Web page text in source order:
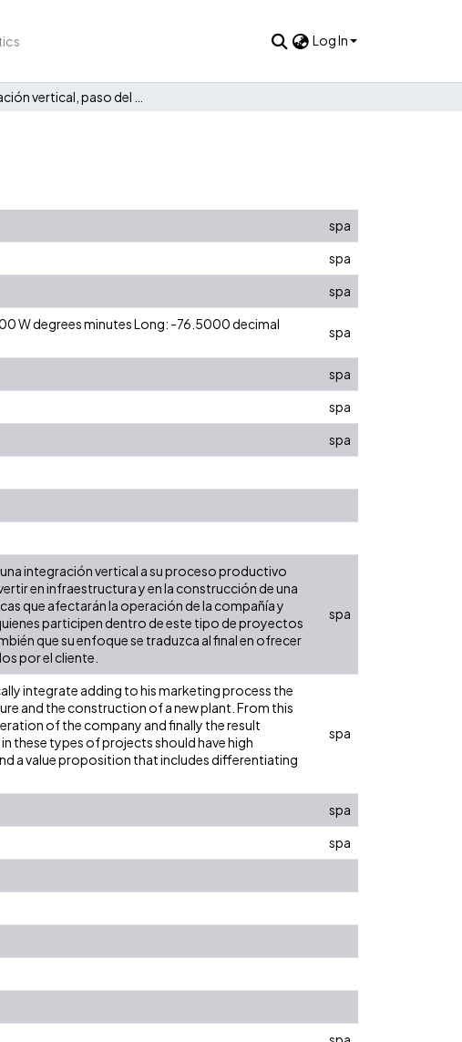
Log In
spa
spa
spa
W degrees minutes Long: -76.5000 decimal
spa
spa
spa
spa
integración vertical a su proceso productivo
en infraestructura y en la construcción de una
que afectarán la operación de la compañía y
participen dentro de este tipo de proyectos
que su enfoque se traduzca al final en ofrecer
por el cliente.
spa
integrate adding to his marketing process the
and the construction of a new plant. From this
of the company and finally the result
these types of projects should have high
a value proposition that includes differentiating
spa
spa
spa